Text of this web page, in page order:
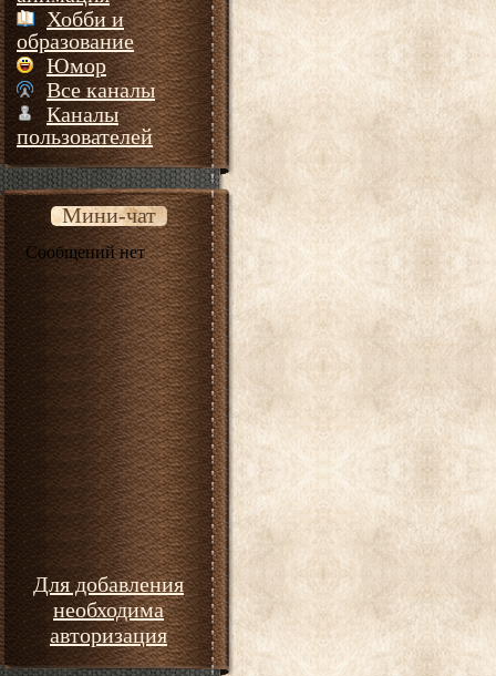
Хобби и
образование
Юмор
Все каналы
Каналы
пользователей
Мини-чат
Для добавления
необходима
авторизация